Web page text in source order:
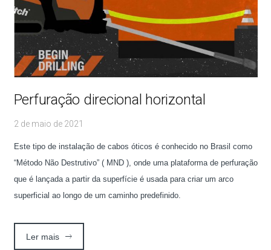
Perfuração direcional horizontal
2 de maio de 2021
Este tipo de instalação de cabos óticos é conhecido no Brasil como
“Método Não Destrutivo” ( MND ), onde uma plataforma de perfuração
que é lançada a partir da superfície é usada para criar um arco
superficial ao longo de um caminho predefinido.
Ler mais